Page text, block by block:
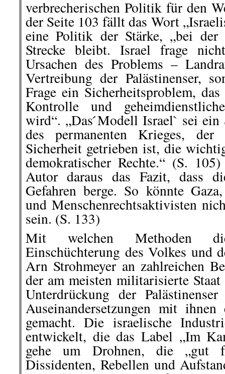
verbrecherischen Politik für den
der Seite 103 fällt das Wort
eine Politik der Stärke, „bei der
Strecke bleibt. Israel frage
Ursachen des Problems –
Vertreibung der Palästinenser,
Frage ein Sicherheitsproblem,
Kontrolle und
wird“. „Das ́Modell Israel` sei
des permanenten Krieges,
Sicherheit getrieben ist, die
demokratischer Rechte.“ (S.
Autor daraus das Fazit, dass
Gefahren berge. So könnte
und Menschenrechtsaktivisten
sein. (S. 133)
Mit welchen Methoden
Einschüchterung des Volkes und
Arn Strohmeyer an zahlreichen
der am meisten militarisierte
Unterdrückung der
Auseinandersetzungen mit
gemacht. Die israelische
entwickelt, die das Label „Im
gehe um Drohnen, die „gut
Dissidenten, Rebellen und